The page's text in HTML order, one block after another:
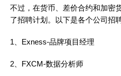
不过，在货币、差价合约和加密
了招聘计划。以下是各个公司招
1、Exness-品牌项目经理
2、FXCM-数据分析师